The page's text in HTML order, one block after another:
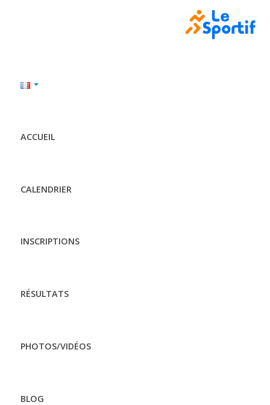
ACCUEIL
CALENDRIER
INSCRIPTIONS
RÉSULTATS
PHOTOS/VIDÉOS
BLOG